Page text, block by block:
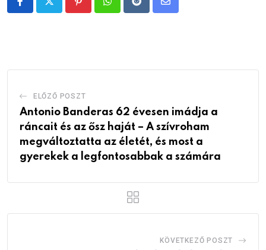
PinterestWhatsappRedditShare
ELŐZŐ POSZT
Antonio Banderas 62 évesen imádja a
ráncait és az ősz haját – A szívroham
megváltoztatta az életét, és most a
gyerekek a legfontosabbak a számára
KÖVETKEZŐ POSZT